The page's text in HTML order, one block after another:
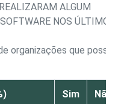
ALGUM
NOS ÚLTIMOS 12
organizações que possuem
Sim Não